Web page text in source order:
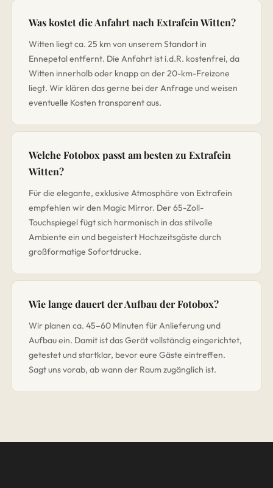
Was kostet die Anfahrt nach Extrafein Witten?
Witten liegt ca. 25 km von unserem Standort in
Ennepetal entfernt. Die Anfahrt ist i.d.R. kostenfrei, da
Witten innerhalb oder knapp an der 20-km-Freizone
liegt. Wir klären das gerne bei der Anfrage und weisen
eventuelle Kosten transparent aus.
Welche Fotobox passt am besten zu Extrafein
Witten?
Für die elegante, exklusive Atmosphäre von Extrafein
empfehlen wir den Magic Mirror. Der 65-Zoll-
Touchspiegel fügt sich harmonisch in das stilvolle
Ambiente ein und begeistert Hochzeitsgäste durch
großformatige Sofortdrucke.
Wie lange dauert der Aufbau der Fotobox?
Wir planen ca. 45–60 Minuten für Anlieferung und
Aufbau ein. Damit ist das Gerät vollständig eingerichtet,
getestet und startklar, bevor eure Gäste eintreffen.
Sagt uns vorab, ab wann der Raum zugänglich ist.